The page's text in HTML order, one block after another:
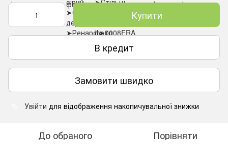
Купити
В кредит
Замовити швидко
Увійти для відображення накопичувальної знижки
До обраного Порівняти